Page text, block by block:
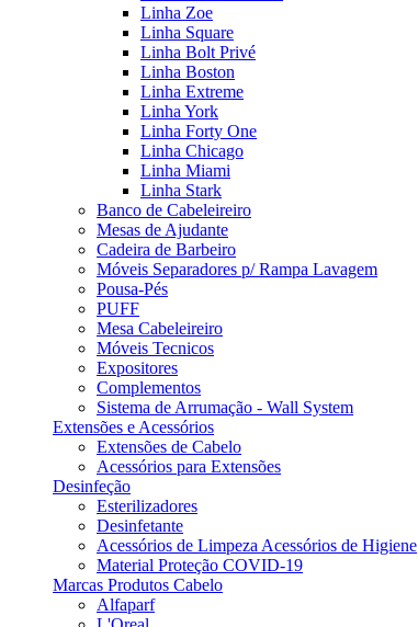
Linha Zoe
Linha Square
Linha Bolt Privé
Linha Boston
Linha Extreme
Linha York
Linha Forty One
Linha Chicago
Linha Miami
Linha Stark
Banco de Cabeleireiro
Mesas de Ajudante
Cadeira de Barbeiro
Móveis Separadores p/ Rampa Lavagem
Pousa-Pés
PUFF
Mesa Cabeleireiro
Móveis Tecnicos
Expositores
Complementos
Sistema de Arrumação - Wall System
Extensões e Acessórios
Extensões de Cabelo
Acessórios para Extensões
Desinfeção
Esterilizadores
Desinfetante
Acessórios de Limpeza Acessórios de Higiene
Material Proteção COVID-19
Marcas Produtos Cabelo
Alfaparf